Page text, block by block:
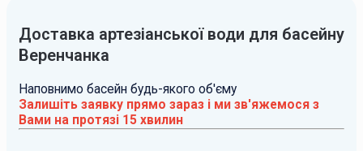
Доставка артезіанської води для басейну
Веренчанка
Наповнимо басейн будь-якого об'єму
Залишіть заявку прямо зараз і ми зв'яжемося з
Вами на протязі 15 хвилин